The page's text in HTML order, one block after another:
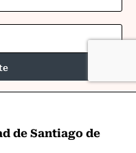
de Santiago de